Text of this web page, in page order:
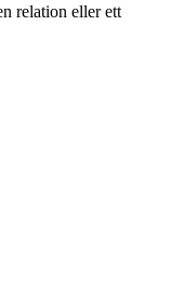
relation eller ett